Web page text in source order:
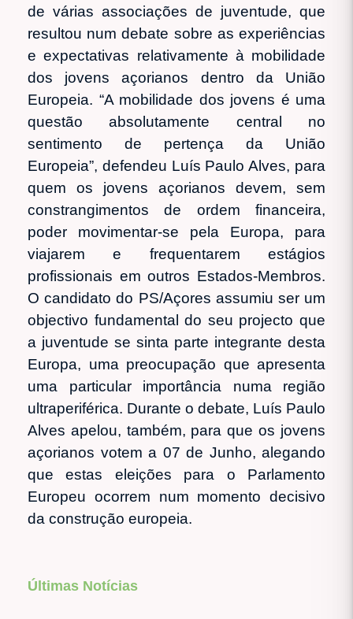
de várias associações de juventude, que
resultou num debate sobre as experiências
e expectativas relativamente à mobilidade
dos jovens açorianos dentro da União
Europeia. “A mobilidade dos jovens é uma
questão absolutamente central no
sentimento de pertença da União
Europeia”, defendeu Luís Paulo Alves, para
quem os jovens açorianos devem, sem
constrangimentos de ordem financeira,
poder movimentar-se pela Europa, para
viajarem e frequentarem estágios
profissionais em outros Estados-Membros.
O candidato do PS/Açores assumiu ser um
objectivo fundamental do seu projecto que
a juventude se sinta parte integrante desta
Europa, uma preocupação que apresenta
uma particular importância numa região
ultraperiférica. Durante o debate, Luís Paulo
Alves apelou, também, para que os jovens
açorianos votem a 07 de Junho, alegando
que estas eleições para o Parlamento
Europeu ocorrem num momento decisivo
da construção europeia.
Últimas Notícias